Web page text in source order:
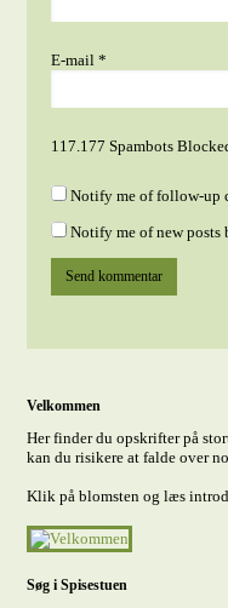
E-mail*
117.177 Spambots
Notify me of follow-up
Notify me of new posts
Velkommen
Her finder du opskrifter på
kan du risikere at falde over
Klik på blomsten og læs
Søg i Spisestuen